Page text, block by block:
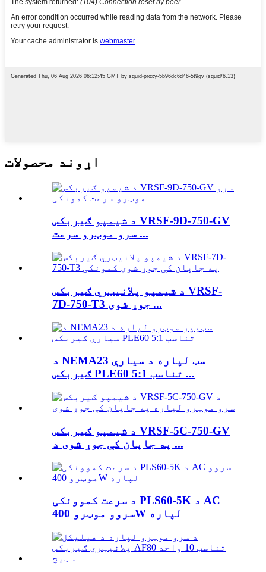
اړوند محصولات
د شیمپو ګیربکس VRSF-9D-750-GV
سرو موټرو سرعت ...
د شیمپو پلانیټري ګیربکس VRSF-
7D-750-T3 جوړ شوی ...
د NEMA23 سټ لپاره د سیارې
ګیربکس PLE60 تناسب 5:1 ...
د شیمپو ګیربکس VRSF-5C-750-GV
په جاپان کې جوړ شوی د ...
د سرعت کموونکی PLS60-5K د AC
سروو موټرو 400W لپاره